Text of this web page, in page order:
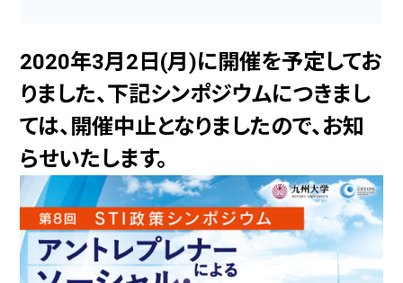
2020年3月2日(月)に開催を予定してお
りました、下記シンポジウムにつきまし
ては、開催中止となりましたので、お知
らせいたします。